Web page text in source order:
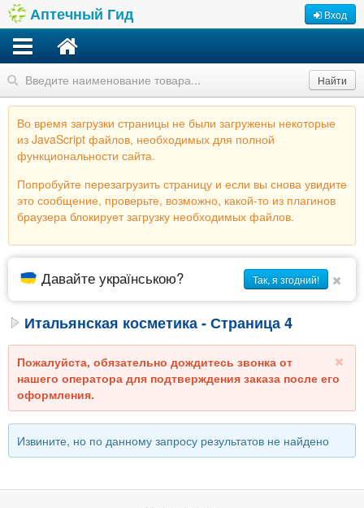
Аптечный Гид Вход
Найти
Во время загрузки страницы не были загружены некоторые
из JavaScript файлов, необходимых для полной
функциональности сайта.
Попробуйте перезагрузить страницу и если вы снова увидите
это сообщение, проверьте, возможно, какой-то из плагинов
браузера блокирует загрузку необходимых файлов.
Давайте українською? Так, я згодний!
Итальянская косметика - Страница 4
Пожалуйста, обязательно дождитесь звонка от
нашего оператора для подтверждения заказа после его
оформления.
Извините, но по данному запросу результатов не найдено